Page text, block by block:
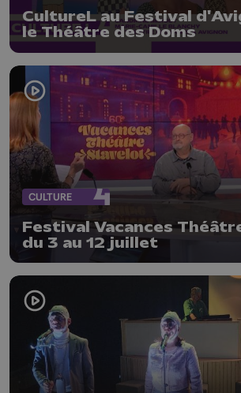
CultureL au Festival
le Théâtre des Doms
CULTURE
Festival Vacances
du 3 au 12 juillet